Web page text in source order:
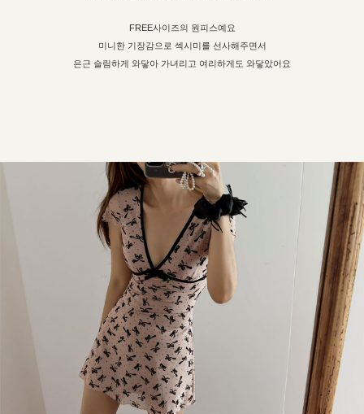
FREE사이즈의 원피스예요
미니한 기장감으로 섹시미를 선사해주면서
은근 슬림하게 와닿아 가녀리고 여리하게도 와닿았어요